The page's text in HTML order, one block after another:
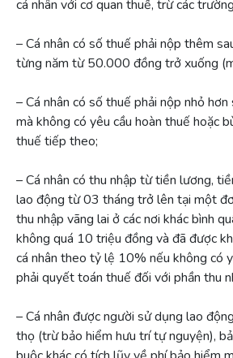
cá nhân với cơ quan thuế, trừ các
– Cá nhân có số thuế phải nộp thêm
từng năm từ 50.000 đồng trở xuống
– Cá nhân có số thuế phải nộp nhỏ
mà không có yêu cầu hoàn thuế hoặc
thuế tiếp theo;
– Cá nhân có thu nhập từ tiền lương,
lao động từ 03 tháng trở lên tại một
thu nhập vãng lai ở các nơi khác bình
không quá 10 triệu đồng và đã được
cá nhân theo tỷ lệ 10% nếu không có
phải quyết toán thuế đối với phần thu
– Cá nhân được người sử dụng lao
thọ (trừ bảo hiểm hưu trí tự nguyện),